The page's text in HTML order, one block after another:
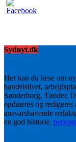
Sydnyt.dk
Her kan du læse om
handelslivet,
Sønderborg, Tønder,
opdateres og
ansvarshavende
en god historie.